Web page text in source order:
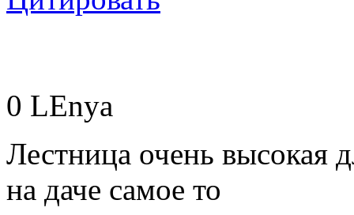
0 LEnya
Лестница очень высокая
на даче самое то